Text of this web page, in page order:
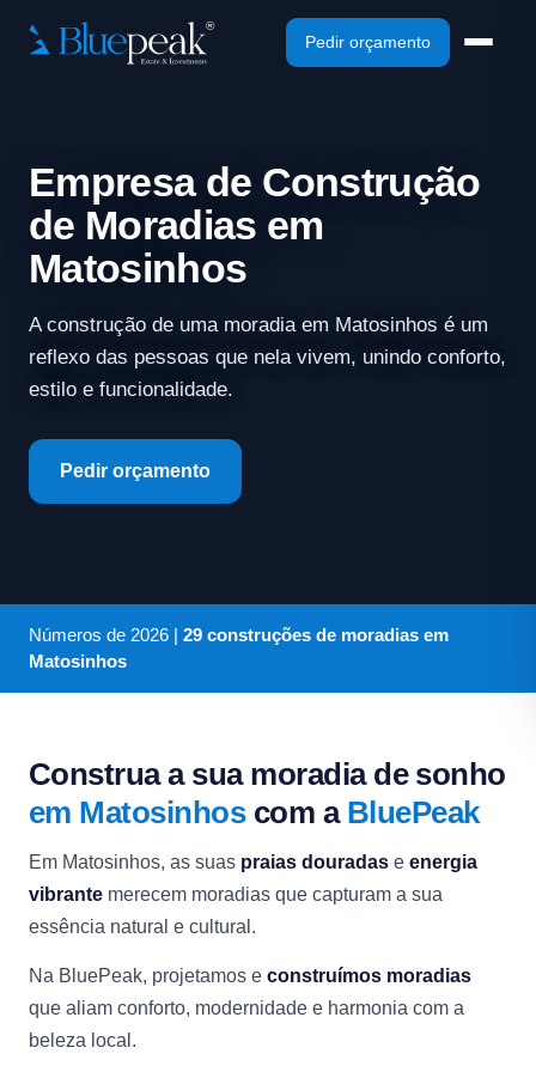
Pedir orçamento
Empresa de Construção
de Moradias em
Matosinhos
A construção de uma moradia em Matosinhos é um
reflexo das pessoas que nela vivem, unindo conforto,
estilo e funcionalidade.
Pedir orçamento
Números de 2026 | 29 construções de moradias em
Matosinhos
Construa a sua moradia de sonho
em Matosinhoscom a BluePeak
Em Matosinhos, as suas praias douradas e energia
vibrante merecem moradias que capturam a sua
essência natural e cultural.
Na BluePeak, projetamos e construímos moradias
que aliam conforto, modernidade e harmonia com a
beleza local.